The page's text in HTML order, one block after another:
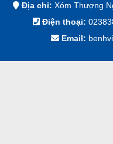
Địa chỉ: Xóm Thượng
Điện thoại:
Email: